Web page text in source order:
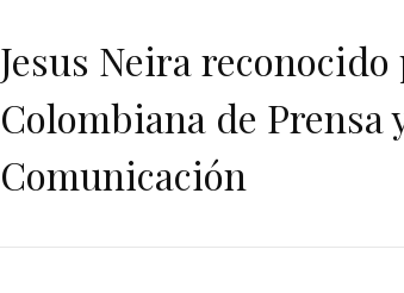
Jesus Neira
Colombiana de Prensa
Comunicación